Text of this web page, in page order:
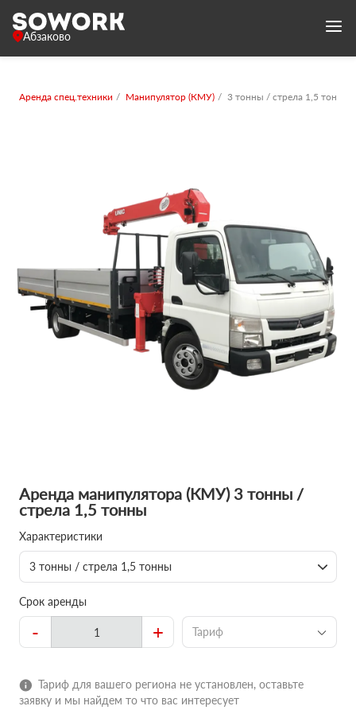
Абзаково
Аренда спец.техники Манипулятор (КМУ) 3 тонны / стрела 1,5 тонны
Аренда манипулятора (КМУ) 3 тонны /
стрела 1,5 тонны
Характеристики
3 тонны / стрела 1,5 тонны
Срок аренды
- + Тариф
Тариф для вашего региона не установлен, оставьте
заявку и мы найдем то что вас интересует